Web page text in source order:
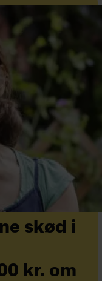
skød i
kr. om